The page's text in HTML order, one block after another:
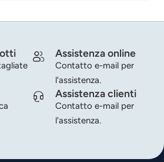
Assistenza online
Contatto e-mail per
l'assistenza.
Assistenza clienti
Contatto e-mail per
l'assistenza.